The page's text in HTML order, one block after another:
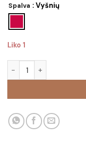
Spalva : Vyšnių
Liko 1